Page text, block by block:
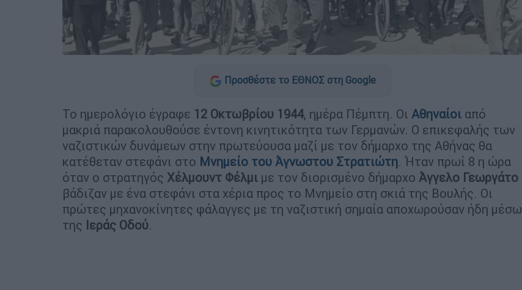
Προσθέστε το ΕΘΝΟΣ στη Google
Το ημερολόγιο έγραφε 12 Οκτωβρίου 1944, ημέρα Πέμπτη. Οι Αθηναίοι από
μακριά παρακολουθούσε έντονη κινητικότητα των Γερμανών. Ο επικεφαλής των
ναζιστικών δυνάμεων στην πρωτεύουσα μαζί με τον δήμαρχο της Αθήνας θα
κατέθεταν στεφάνι στο Μνημείο του Άγνωστου Στρατιώτη. Ήταν πρωί 8 η ώρα
όταν ο στρατηγός Χέλμουντ Φέλμι με τον διορισμένο δήμαρχο Άγγελο Γεωργάτο
βάδιζαν με ένα στεφάνι στα χέρια προς το Μνημείο στη σκιά της Βουλής. Οι
πρώτες μηχανοκίνητες φάλαγγες με τη ναζιστική σημαία αποχωρούσαν ήδη μέσω
της Ιεράς Οδού.